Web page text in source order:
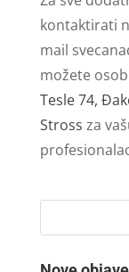
kontaktirati
mail
možete
Tesle 74,
Stross za